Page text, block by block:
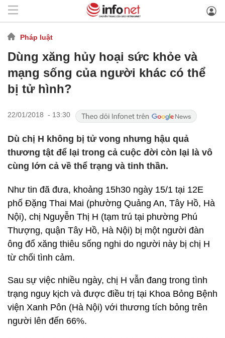
Pháp luật
Dùng xăng hủy hoại sức khỏe và
mạng sống của người khác có thể
bị tử hình?
22/01/2018 - 13:30
Dù chị H không bị tử vong nhưng hậu quả
thương tật để lại trong cả cuộc đời còn lại là vô
cùng lớn cả về thể trạng và tinh thần.
Như tin đã đưa, khoảng 15h30 ngày 15/1 tại 12E
phố Đặng Thai Mai (phường Quảng An, Tây Hồ, Hà
Nội), chị Nguyễn Thị H (tạm trú tại phường Phú
Thượng, quận Tây Hồ, Hà Nội) bị một người đàn
ông đổ xăng thiêu sống nghi do người này bị chị H
từ chối tình cảm.
Sau sự việc nhiều ngày, chị H vẫn đang trong tình
trạng nguy kịch và được điều trị tại Khoa Bỏng Bệnh
viện Xanh Pôn (Hà Nội) với thương tích bỏng trên
người lên đến 66%.